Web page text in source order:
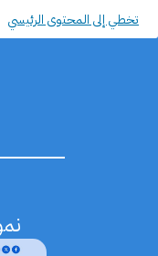
تخطي إلى المحتوى الرئيسي